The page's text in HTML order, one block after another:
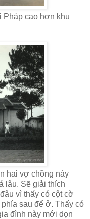
Pháp cao hơn khu
hai vợ chồng này
lâu. Sẽ giải thích
vì thấy có cột cờ
sau để ở. Thấy có
đình này mới dọn